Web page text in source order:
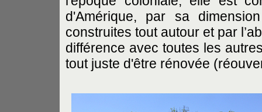
d'Amérique, par sa
construites tout autour et par
différence avec toutes les
tout juste d'être rénovée